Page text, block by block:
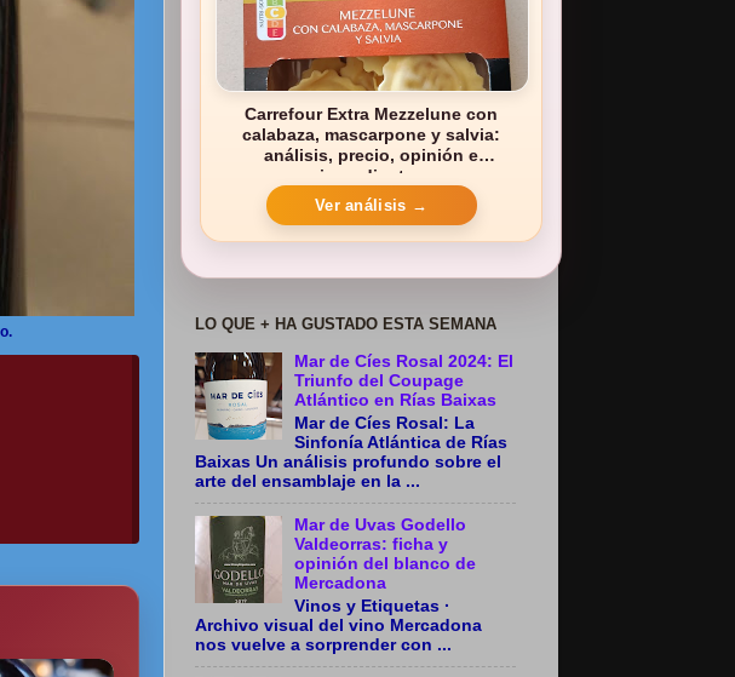
Carrefour Extra Mezzelune con
calabaza, mascarpone y salvia:
análisis, precio, opinión e
ingredientes
Ver análisis →
LO QUE + HA GUSTADO ESTA SEMANA
Mar de Cíes Rosal 2024: El
Triunfo del Coupage
Atlántico en Rías Baixas
Mar de Cíes Rosal: La
Sinfonía Atlántica de Rías
Baixas Un análisis profundo sobre el
arte del ensamblaje en la ...
Mar de Uvas Godello
Valdeorras: ficha y
opinión del blanco de
Mercadona
Vinos y Etiquetas ·
Archivo visual del vino Mercadona
nos vuelve a sorprender con ...